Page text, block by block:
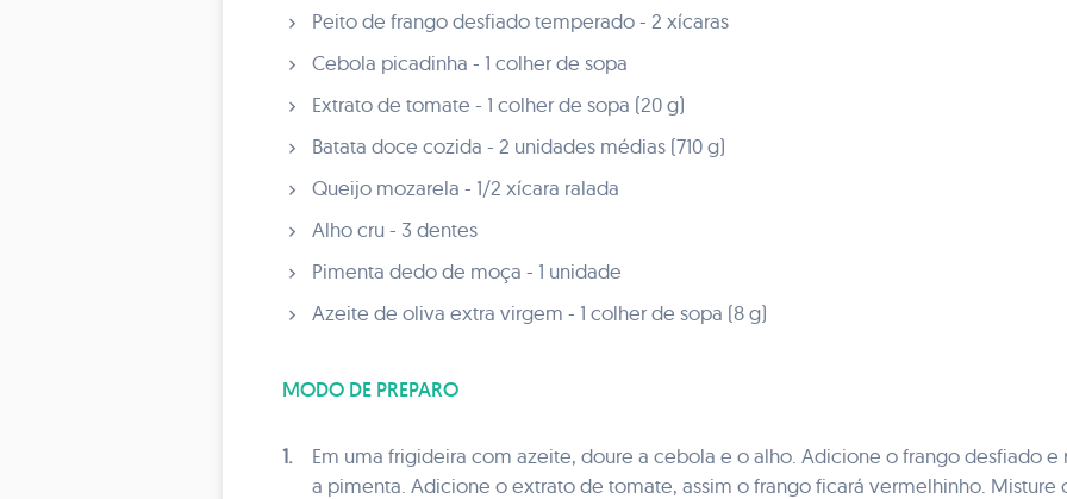
Peito de frango desfiado temperado - 2 xícaras
Cebola picadinha - 1 colher de sopa
Extrato de tomate - 1 colher de sopa (20 g)
Batata doce cozida - 2 unidades médias (710 g)
Queijo mozarela - 1/2 xícara ralada
Alho cru - 3 dentes
Pimenta dedo de moça - 1 unidade
Azeite de oliva extra virgem - 1 colher de sopa (8 g)
MODO DE PREPARO
1.
Em uma frigideira com azeite, doure a cebola e o alho. Adicione o frango desfiado
a pimenta. Adicione o extrato de tomate, assim o frango ficará vermelhinho.